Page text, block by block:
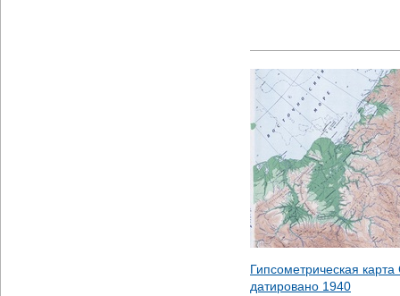
Гипсометрическая
датировано 1940